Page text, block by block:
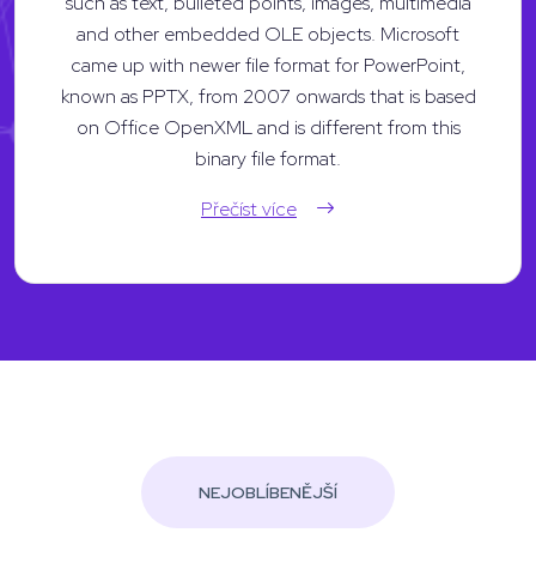
and other embedded OLE objects. Microsoft
came up with newer file format for PowerPoint,
known as PPTX, from 2007 onwards that is based
on Office OpenXML and is different from this
binary file format.
Přečíst více
NEJOBLÍBENĚJŠÍ